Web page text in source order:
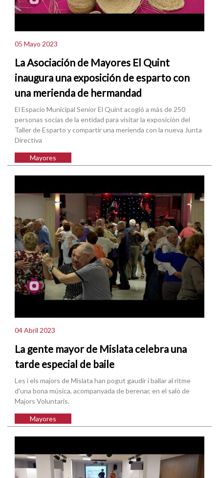
05 Mayo 2023
La Asociación de Mayores El Quint
inaugura una exposición de esparto con
una merienda de hermandad
El Espacio Municipal Senior El Quint acogió a más de 250
personas socias de la entidad para visitar la exposición del
Taller de Esparto y compartir una merienda con la nueva Junta
Directiva
Mayores
04 Abril 2023
La gente mayor de Mislata celebra una
tarde especial de baile
Les i els majors de Mislata han pogut gaudir i ballar al ritme
d'una bona música, acompanyada de berenar, en el saló de
Majors Voluntaris.
Mayores